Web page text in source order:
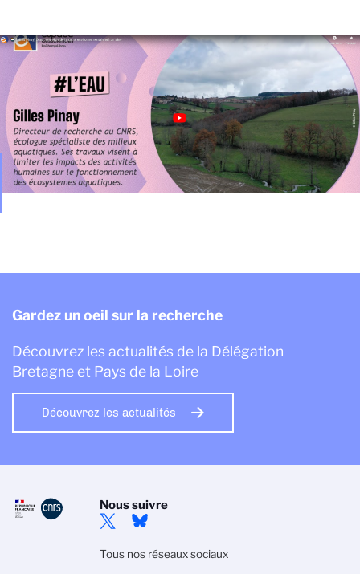
Gardez un oeil sur la recherche
Découvrez les actualités de la Délégation
Bretagne et Pays de la Loire
Découvrez les actualités
Nous suivre
Tous nos réseaux sociaux